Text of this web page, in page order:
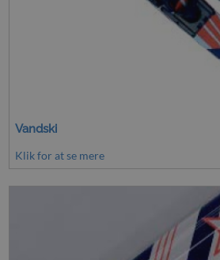
Vandski
Klik for at se mere